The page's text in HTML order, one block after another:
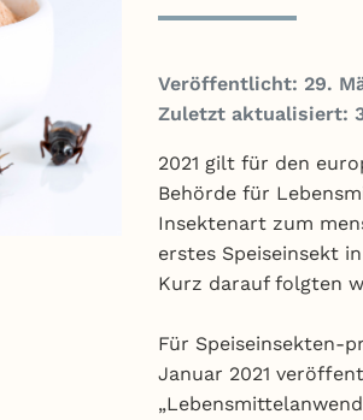
Veröffentlicht: 29.
Zuletzt aktualisiert:
2021 gilt für den
Behörde für
Insektenart zum
erstes Speiseinsekt
Kurz darauf folgten
Für Speiseinsekten-
Januar 2021